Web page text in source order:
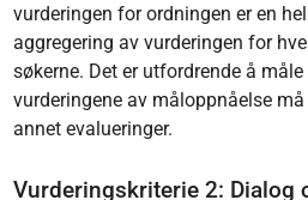
vurderingen for ordningen er en
aggregering av vurderingen for
søkerne. Det er utfordrende å
vurderingene av måloppnåelse
annet evalueringer.
Vurderingskriterie 2: Dialog